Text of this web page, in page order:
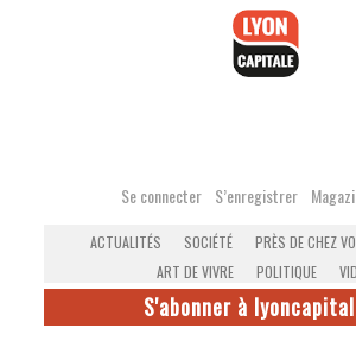
Se connecter S’enregistrer
ACTUALITÉS SOCIÉTÉ PRÈS DE CHEZ
ART DE VIVRE
POLITIQUE
S'abonner à